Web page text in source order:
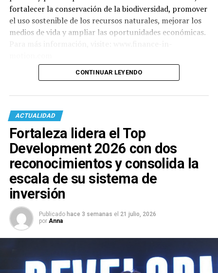
fortalecer la conservación de la biodiversidad, promover
el uso sostenible de los recursos naturales, mejorar los
medios de vida y ampliar las oportunidades económicas.
CONTINUAR LEYENDO
ACTUALIDAD
Fortaleza lidera el Top
Development 2026 con dos
reconocimientos y consolida la
escala de su sistema de
inversión
Publicado hace 3 semanas el 21 julio, 2026
por Anna